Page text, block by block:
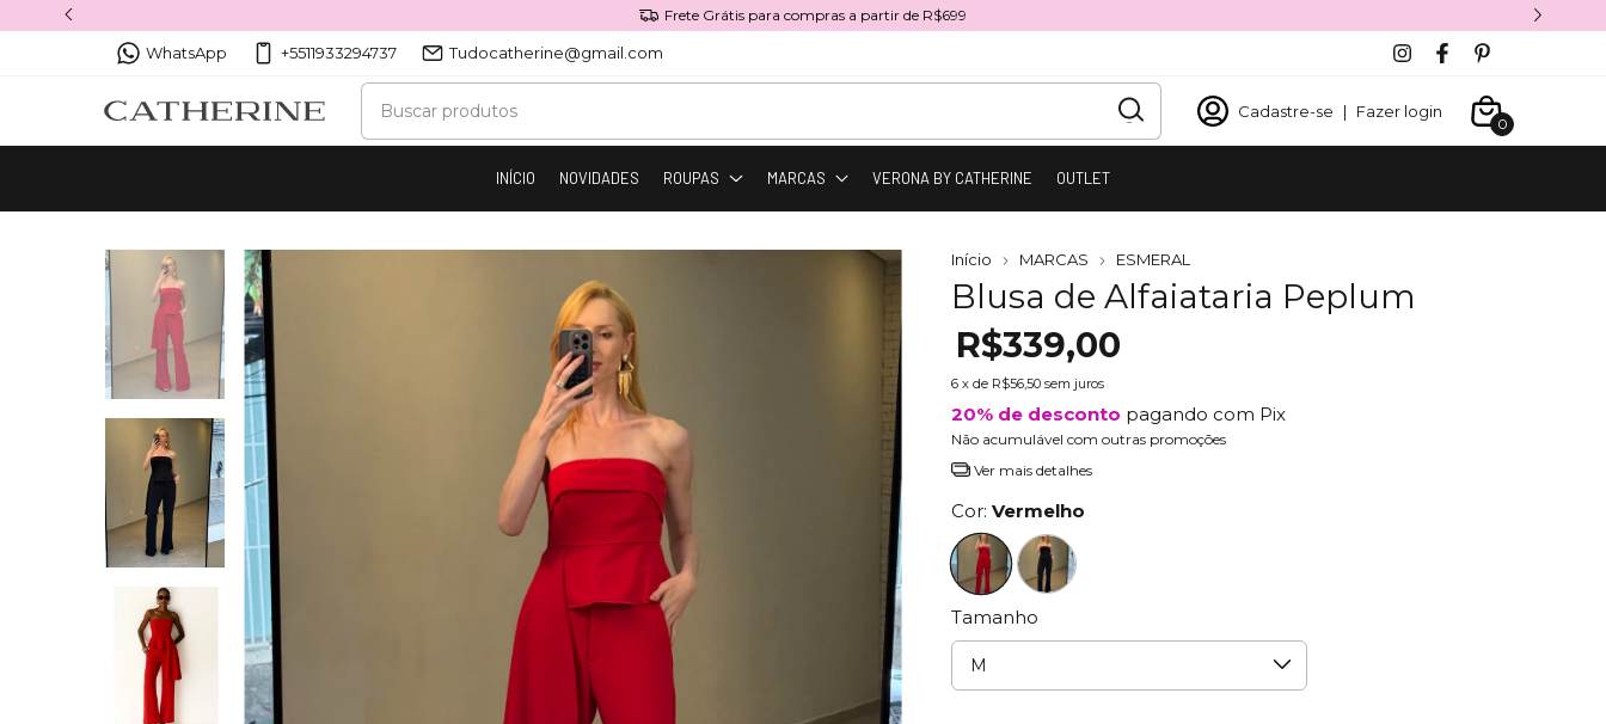
Frete Grátis para compras a partir de R$699
WhatsApp +5511933294737 Tudocatherine@gmail.com
Cadastre-se | Fazer login
0
INÍCIO NOVIDADES ROUPAS MARCAS VERONA BY CATHERINE OUTLET
Início MARCAS ESMERAL
Blusa de Alfaiataria Peplum
R$339,00
6 x de R$56,50 sem juros
20% de desconto pagando com Pix
Não acumulável com outras promoções
Ver mais detalhes
Cor: Vermelho
Tamanho